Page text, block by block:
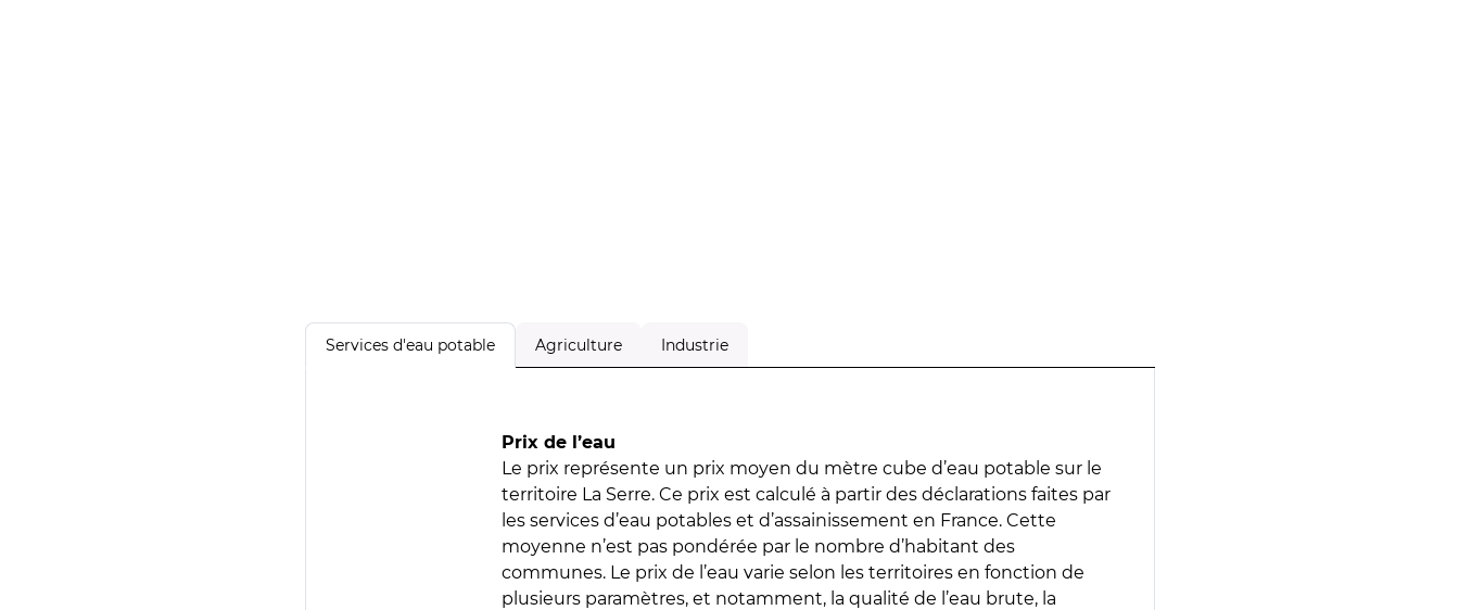
Services d'eau potable Agriculture Industrie
Prix de l’eau
Le prix représente un prix moyen du mètre cube d’eau potable sur le
territoire La Serre. Ce prix est calculé à partir des déclarations faites par
les services d’eau potables et d’assainissement en France. Cette
moyenne n’est pas pondérée par le nombre d’habitant des
communes. Le prix de l’eau varie selon les territoires en fonction de
plusieurs paramètres, et notamment, la qualité de l’eau brute, la